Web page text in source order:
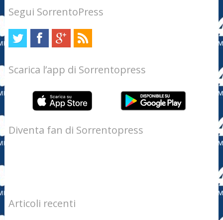
Segui SorrentoPress
Scarica l’app di Sorrentopress
Diventa fan di Sorrentopress
Articoli recenti